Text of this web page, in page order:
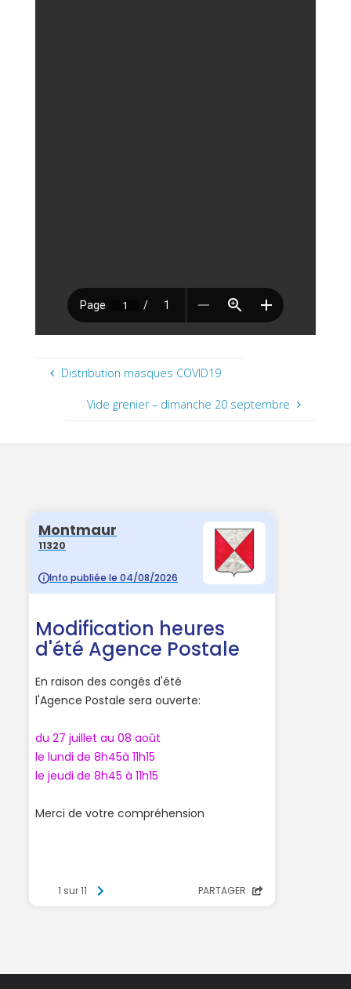
Distribution masques COVID19
Vide grenier – dimanche 20 septembre